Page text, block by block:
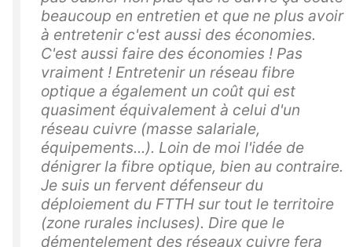
beaucoup en entretien et que ne plus avoir
à entretenir c'est aussi des économies.
C'est aussi faire des économies ! Pas
vraiment ! Entretenir un réseau fibre
optique a également un coût qui est
quasiment équivalement à celui d'un
réseau cuivre (masse salariale,
équipements...). Loin de moi l'idée de
dénigrer la fibre optique, bien au contraire.
Je suis un fervent défenseur du
déploiement du FTTH sur tout le territoire
(zone rurales incluses). Dire que le
démentelement des réseaux cuivre fera